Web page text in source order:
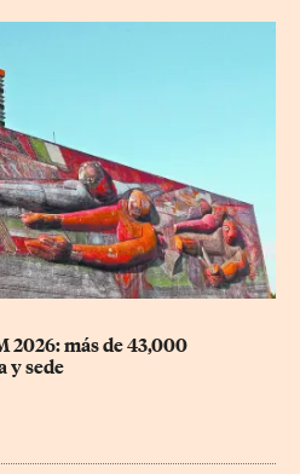
2026: más de 43,000
y sede